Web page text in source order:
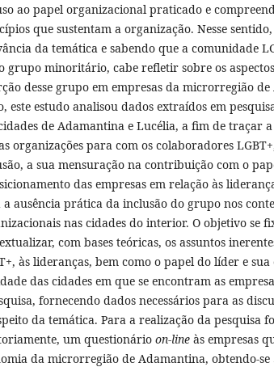
ao papel organizacional praticado e
que sustentam a organização. Nesse
da temática e sabendo que a comunidade
grupo minoritário, cabe refletir sobre os
desse grupo em empresas da microrregião
este estudo analisou dados extraídos em
de Adamantina e Lucélia, a fim de traçar
organizações para com os colaboradores
a sua mensuração na contribuição com o
das empresas em relação às
a ausência prática da inclusão do grupo nos
nas cidades do interior. O objetivo se
com bases teóricas, os assuntos
às lideranças, bem como o papel do líder e
das cidades em que se encontram as
fornecendo dados necessários para as
da temática. Para a realização da pesquisa
um questionário on-line às empresas
da microrregião de Adamantina, obtendo-se